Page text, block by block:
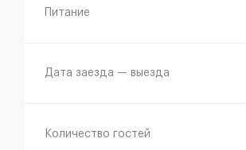
Питание
Дата заезда — выезда
Количество гостей